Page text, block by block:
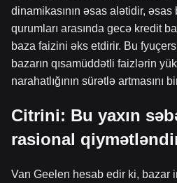
dinamikasının əsas alətidir,
qurumları arasında gecə kredit
baza faizini əks etdirir. Bu
bazarın qısamüddətli faizlərin
narahatlığının sürətlə artmasını
Citrini: Bu yaxın
rasional
Van Geelen hesab edir ki, bazar